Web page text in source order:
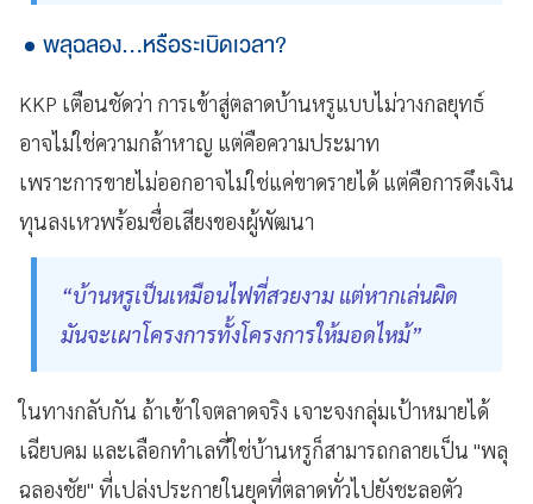
พลุฉลอง...หรือระเบิดเวลา?
KKP เตือนชัดว่า การเข้าสู่ตลาดบ้านหรูแบบไม่วางกลยุทธ์
อาจไม่ใช่ความกล้าหาญ แต่คือความประมาท
เพราะการขายไม่ออกอาจไม่ใช่แค่ขาดรายได้ แต่คือการดึงเงิน
ทุนลงเหวพร้อมชื่อเสียงของผู้พัฒนา
“บ้านหรูเป็นเหมือนไฟที่สวยงาม แต่หากเล่นผิด
มันจะเผาโครงการทั้งโครงการให้มอดไหม้”
ในทางกลับกัน ถ้าเข้าใจตลาดจริง เจาะจงกลุ่มเป้าหมายได้
เฉียบคม และเลือกทำเลที่ใช่บ้านหรูก็สามารถกลายเป็น "พลุ
ฉลองชัย" ที่เปล่งประกายในยุคที่ตลาดทั่วไปยังชะลอตัว